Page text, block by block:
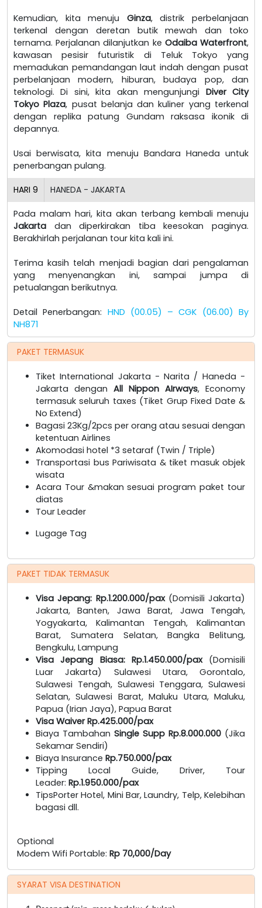
Kemudian, kita menuju Ginza, distrik perbelanjaan
terkenal dengan deretan butik mewah dan toko
ternama. Perjalanan dilanjutkan ke Odaiba Waterfront,
kawasan pesisir futuristik di Teluk Tokyo yang
memadukan pemandangan laut indah dengan pusat
perbelanjaan modern, hiburan, budaya pop, dan
teknologi. Di sini, kita akan mengunjungi Diver City
Tokyo Plaza, pusat belanja dan kuliner yang terkenal
dengan replika patung Gundam raksasa ikonik di
depannya.
Usai berwisata, kita menuju Bandara Haneda untuk
penerbangan pulang.
HARI 9 HANEDA - JAKARTA
Pada malam hari, kita akan terbang kembali menuju
Jakarta dan diperkirakan tiba keesokan paginya.
Berakhirlah perjalanan tour kita kali ini.
Terima kasih telah menjadi bagian dari pengalaman
yang menyenangkan ini, sampai jumpa di
petualangan berikutnya.
Detail Penerbangan: HND (00.05) – CGK (06.00) By
NH871
PAKET TERMASUK
Tiket International Jakarta - Narita / Haneda -
Jakarta dengan All Nippon AIrways, Economy
termasuk seluruh taxes (Tiket Grup Fixed Date &
No Extend)
Bagasi 23Kg/2pcs per orang atau sesuai dengan
ketentuan Airlines
Akomodasi hotel *3 setaraf (Twin / Triple)
Transportasi bus Pariwisata & tiket masuk objek
wisata
Acara Tour &makan sesuai program paket tour
diatas
Tour Leader
Lugage Tag
PAKET TIDAK TERMASUK
Visa Jepang: Rp.1.200.000/pax (Domisili Jakarta)
Jakarta, Banten, Jawa Barat, Jawa Tengah,
Yogyakarta, Kalimantan Tengah, Kalimantan
Barat, Sumatera Selatan, Bangka Belitung,
Bengkulu, Lampung
Visa Jepang Biasa: Rp.1.450.000/pax (Domisili
Luar Jakarta) Sulawesi Utara, Gorontalo,
Sulawesi Tengah, Sulawesi Tenggara, Sulawesi
Selatan, Sulawesi Barat, Maluku Utara, Maluku,
Papua (Irian Jaya), Papua Barat
Visa Waiver Rp.425.000/pax
Biaya Tambahan Single Supp Rp.8.000.000 (Jika
Sekamar Sendiri)
Biaya Insurance Rp.750.000/pax
Tipping Local Guide, Driver, Tour
Leader: Rp.1.950.000/pax
TipsPorter Hotel, Mini Bar, Laundry, Telp, Kelebihan
bagasi dll.
Optional
Modem Wifi Portable: Rp 70,000/Day
SYARAT VISA DESTINATION